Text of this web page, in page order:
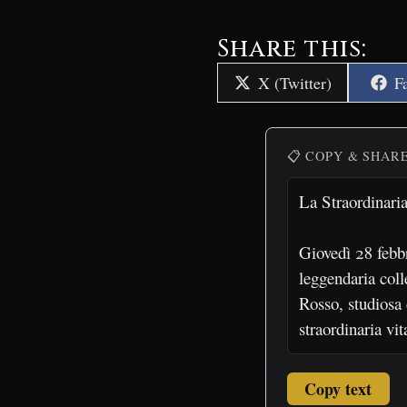
Share this:
Share
on
X (Twitter)
📋 COPY &
Copy text